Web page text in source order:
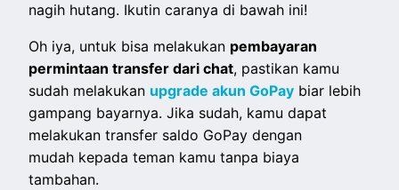
nagih hutang. Ikutin caranya di bawah ini!
Oh iya, untuk bisa melakukan pembayaran
permintaan transfer dari chat, pastikan kamu
sudah melakukan upgrade akun GoPay biar lebih
gampang bayarnya. Jika sudah, kamu dapat
melakukan transfer saldo GoPay dengan
mudah kepada teman kamu tanpa biaya
tambahan.